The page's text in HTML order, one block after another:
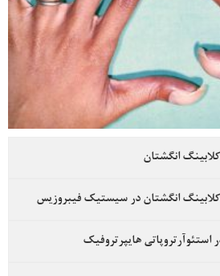
انگشتان
انگشتان در سیستیک فیبروزیس
استئوآرتروپاتی هایپرتروفیک